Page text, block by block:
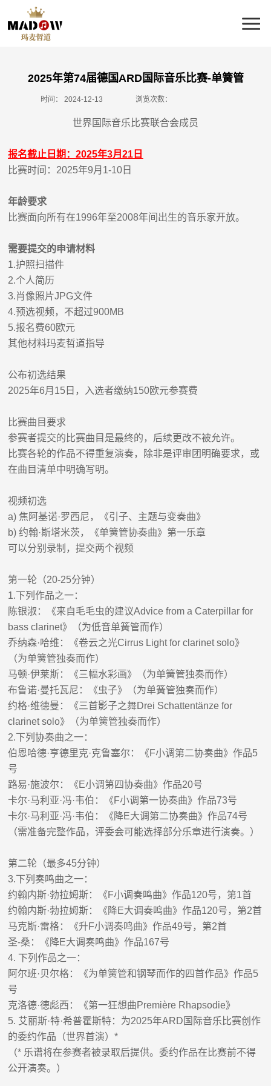
2025年第74届德国ARD国际音乐比赛-单簧管
时间： 2024-12-13 浏览次数：
世界国际音乐比赛联合会成员
报名截止日期：2025年3月21 日
比赛时间： 2025年9月 1-10 日
年龄要求
比赛面向所有在1996年至2008年间出生的音乐家开放。
需要提交的申请材料
1.护照扫描件
2.个人简历
3.肖像照片JPG文件
4.预选视频，不超过900MB
5.报名费60欧元
其他材料玛麦哲道指导
公布初选结果
2025年6月 15 日，入选者缴纳150欧元参赛费
比赛曲目要求
参赛者提交的比赛曲目是最终的，后续更改不被允许。
比赛各轮的作品不得重复演奏，除非是评审团明确要求，或
在曲目清单中明确写明。
视频初选
a)焦阿基诺·罗西尼，《引子、主题与变奏曲》
b)约翰·斯塔米茨，《单簧管协奏曲》第一乐章
可以分别录制，提交两个视频
第一轮（20-25分钟）
1.下列作品之一：
陈银淑 ： 《来自毛毛虫的建议Advice from a Caterpillar for
bass clarinet》（为低音单簧管而作）
乔纳森·哈维 ： 《卷云之光Cirrus Light for clarinet solo》
（为单簧管独奏而作）
马顿·伊莱斯：
《三幅水彩画》（为单簧管独奏而作）
布鲁诺·曼托瓦尼 ：
《虫子》（为单簧管独奏而作）
约格·维德曼 ： 《三首影子之舞Drei Schattentänze for
clarinet solo》（为单簧管独奏而作）
2.下列协奏曲之一：
伯恩哈德·亨德里克·克鲁塞尔 ： 《F小调 第二协奏曲》作品5
号
路易·施波尔 ： 《E小调 第四协奏曲》作品20号
卡尔·马利亚·冯·韦伯 ： 《F小调 第一协奏曲》作品73号
卡尔·马利亚·冯·韦伯 ： 《降E大调 第二协奏曲》作品74号
（需准备完整作品，评委会可能选择部分乐章进行演奏。）
第二轮（最多45分钟）
3.下列奏鸣曲之一：
约翰内斯·勃拉姆斯： 《F小调奏鸣曲》作品120号，第1首
约翰内斯·勃拉姆斯： 《降E大调奏鸣曲》作品120号，第2首
马克斯·雷格： 《升F小调奏鸣曲》作品49号，第2首
圣-桑 ： 《降E大调奏鸣曲》作品167号
4. 下列作品之一：
阿尔班·贝尔格： 《为单簧管和钢琴而作的四首作品》作品5
号
克洛德·德彪西 ： 《第一狂想曲Première Rhapsodie》
5. 艾丽斯·特·希普霍斯特： 为2025年ARD 国际音乐比赛创作
的委约作品（世界首演）*
（* 乐谱将在参赛者被录取后提供。委约作品在比赛前不得
公开演奏。）